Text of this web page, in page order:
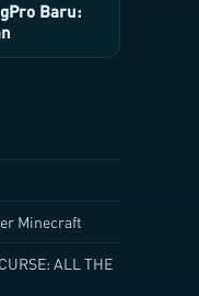
Baru:
Minecraft
ALL THE